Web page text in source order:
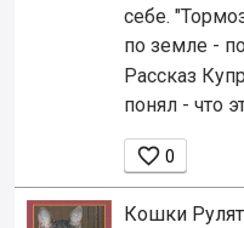
себе.
по земле -
Рассказ
понял - что
 0
Кошки Рyлят